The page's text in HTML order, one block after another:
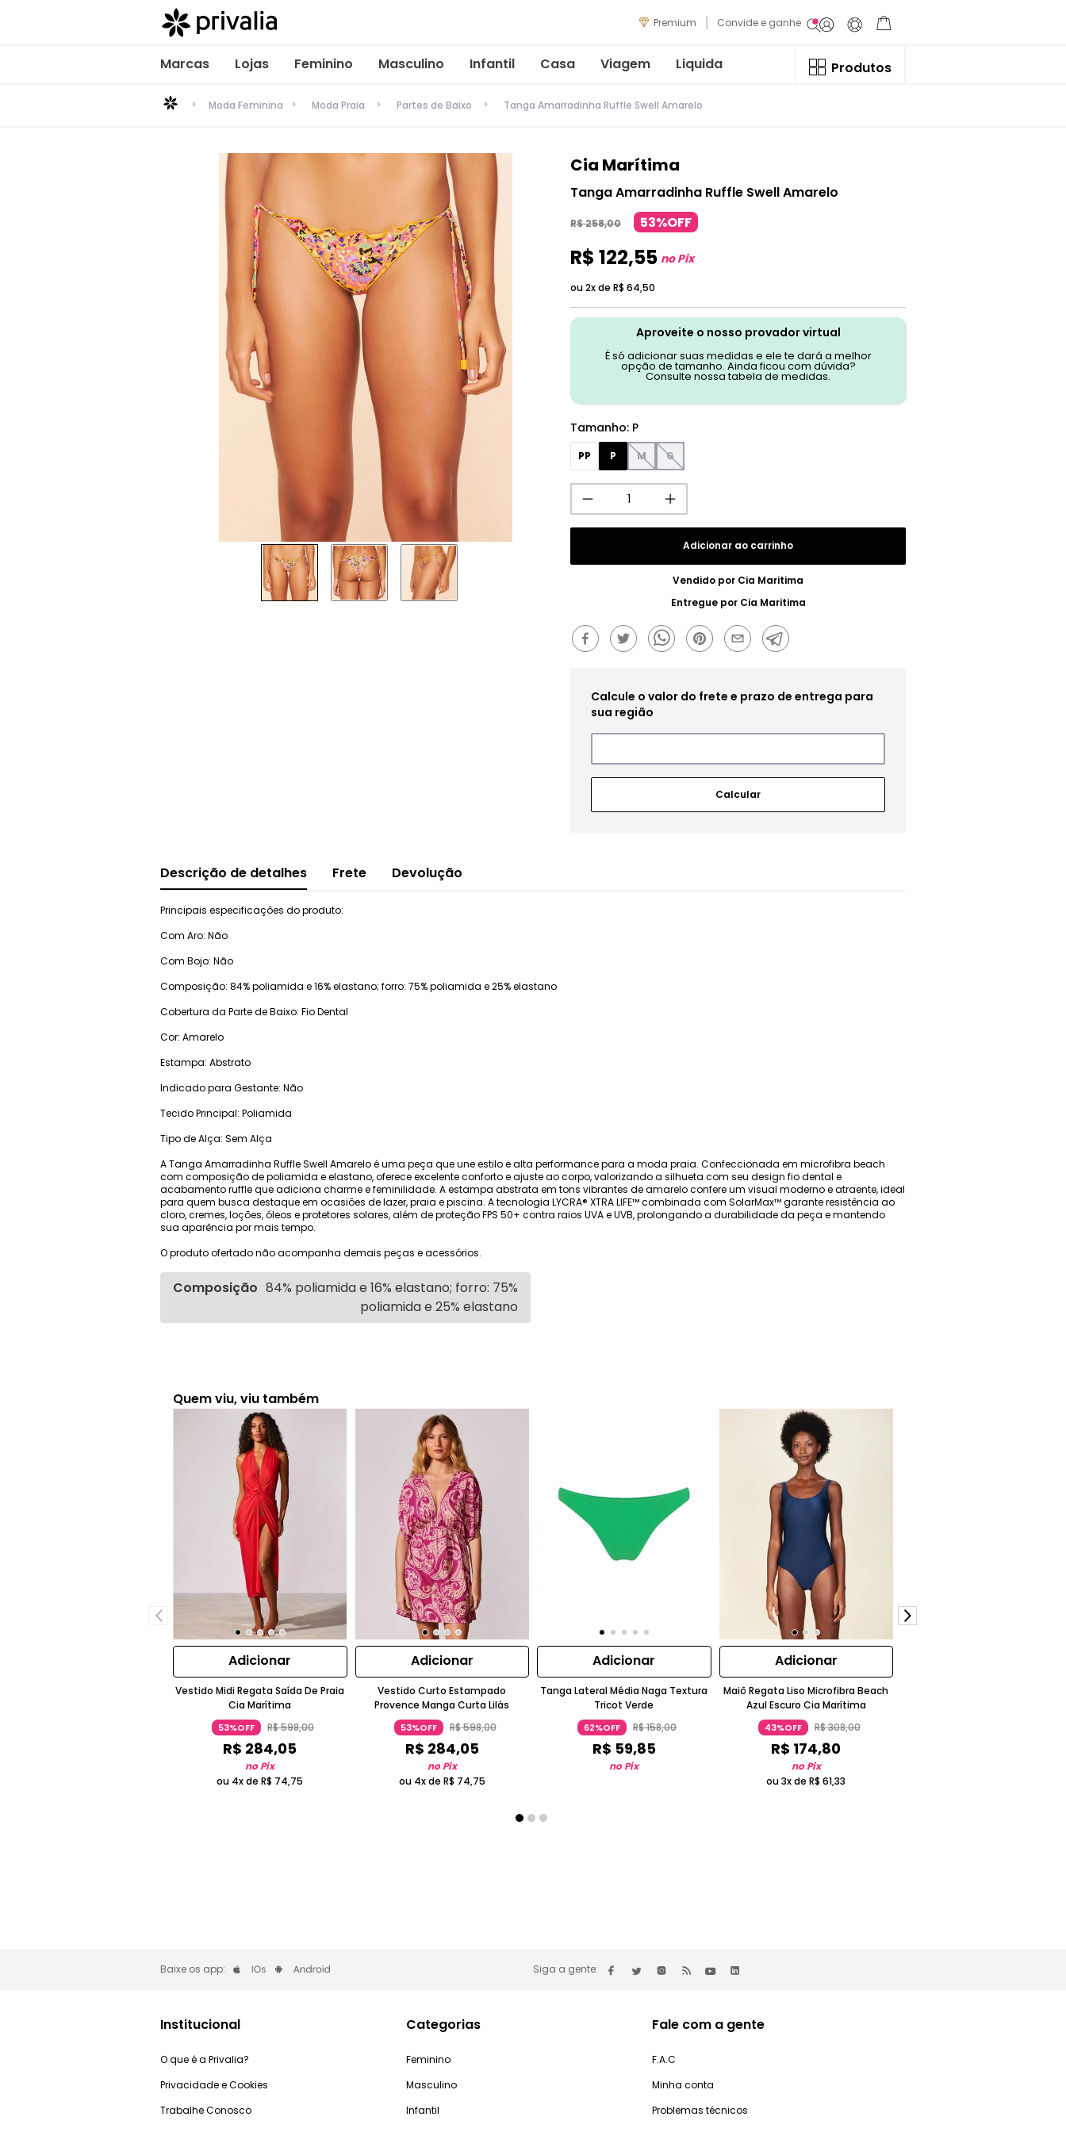
Premium Convide e ganhe
Marcas Lojas Feminino Masculino Infantil Casa Viagem Liquida Produtos
Moda Feminina Moda Praia Partes de Baixo Tanga Amarradinha Ruffle Swell Amarelo
Cia Marítima
Tanga Amarradinha Ruffle Swell Amarelo
R$258,00 53%OFF
R$ 122,55 no Pix
ou 2x de R$ 64,50
Aproveite o nosso provador virtual
É só adicionar suas medidas e ele te dará a melhor
opção de tamanho. Ainda ficou com dúvida?
Consulte nossa tabela de medidas.
Tamanho: P
PP P M G
Adicionar ao carrinho
Vendido por Cia Maritima
Entregue por Cia Maritima
Descrição de detalhes Frete Devolução
Principais especificações do produto:
Com Aro: Não
Com Bojo: Não
Composição: 84% poliamida e 16% elastano; forro: 75% poliamida e 25% elastano
Cobertura da Parte de Baixo: Fio Dental
Cor: Amarelo
Estampa: Abstrato
Indicado para Gestante: Não
Tecido Principal: Poliamida
Tipo de Alça: Sem Alça
A Tanga Amarradinha Ruffle Swell Amarelo é uma peça que une estilo e alta performance para a moda praia. Confeccionada em microfibra beach
com composição de poliamida e elastano, oferece excelente conforto e ajuste ao corpo, valorizando a silhueta com seu design fio dental e
acabamento ruffle que adiciona charme e feminilidade. A estampa abstrata em tons vibrantes de amarelo confere um visual moderno e atraente, ideal
para quem busca destaque em ocasiões de lazer, praia e piscina. A tecnologia LYCRA® XTRA LIFE™ combinada com SolarMax™ garante resistência ao
cloro, cremes, loções, óleos e protetores solares, além de proteção FPS 50+ contra raios UVA e UVB, prolongando a durabilidade da peça e mantendo
sua aparência por mais tempo.
O produto ofertado não acompanha demais peças e acessórios.
Composição 84% poliamida e 16% elastano; forro: 75%
poliamida e 25% elastano
Quem viu, viu também
Adicionar
Vestido Midi Regata Saída De Praia
Cia Marítima
53%OFF R$598,00
R$ 284,05
no Pix
ou 4x deR$ 74,75
Adicionar
Vestido Curto Estampado
Provence Manga Curta Lilás
53%OFF R$598,00
R$ 284,05
no Pix
ou 4x de R$ 74,75
Adicionar
Tanga Lateral Média Naga Textura
Tricot Verde
62%OFF R$158,00
R$ 59,85
no Pix
Adicionar
Maiô Regata Liso Microfibra Beach
Azul Escuro Cia Marítima
43%OFF R$308,00
R$ 174,80
no Pix
ou 3x deR$ 61,33
Baixe os app: Siga a gente:
Institucional
O que é a Privalia?
Privacidade e Cookies
Trabalhe Conosco
Categorias
Feminino
Masculino
Infantil
Fale com a gente
F.A.C
Minha conta
Problemas técnicos